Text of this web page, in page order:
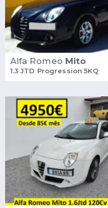
Alfa Romeo Mito
1.3 JTD Progression 5KQ